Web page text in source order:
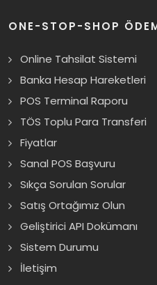
ONE-STOP-SHOP
Online Tahsilat Sistemi
Banka Hesap Hareketleri
POS Terminal Raporu
TÖS Toplu Para Transferi
Fiyatlar
Sanal POS Başvuru
Sıkça Sorulan Sorular
Satış Ortağımız Olun
Geliştirici API Dokümanı
Sistem Durumu
İletişim